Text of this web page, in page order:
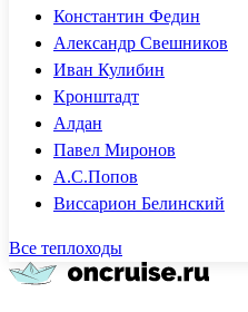
Константин Федин
Александр Свешников
Иван Кулибин
Кронштадт
Алдан
Павел Миронов
А.С.Попов
Виссарион Белинский
Все теплоходы